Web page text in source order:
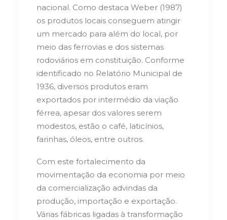
nacional. Como destaca Weber (1987)
os produtos locais conseguem atingir
um mercado para além do local, por
meio das ferrovias e dos sistemas
rodoviários em constituição. Conforme
identificado no Relatório Municipal de
1936, diversos produtos eram
exportados por intermédio da viação
férrea, apesar dos valores serem
modestos, estão o café, laticínios,
farinhas, óleos, entre outros.
Com este fortalecimento da
movimentação da economia por meio
da comercialização advindas da
produção, importação e exportação.
Várias fábricas ligadas à transformação